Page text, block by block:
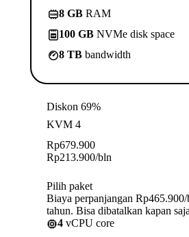
8 GB RAM
100 GB NVMe disk space
8 TB bandwidth
Diskon 69%
KVM 4
Rp679.900
Rp213.900/bln
Pilih paket
Biaya perpanjangan
tahun. Bisa dibatalkan kapan
4 vCPU core